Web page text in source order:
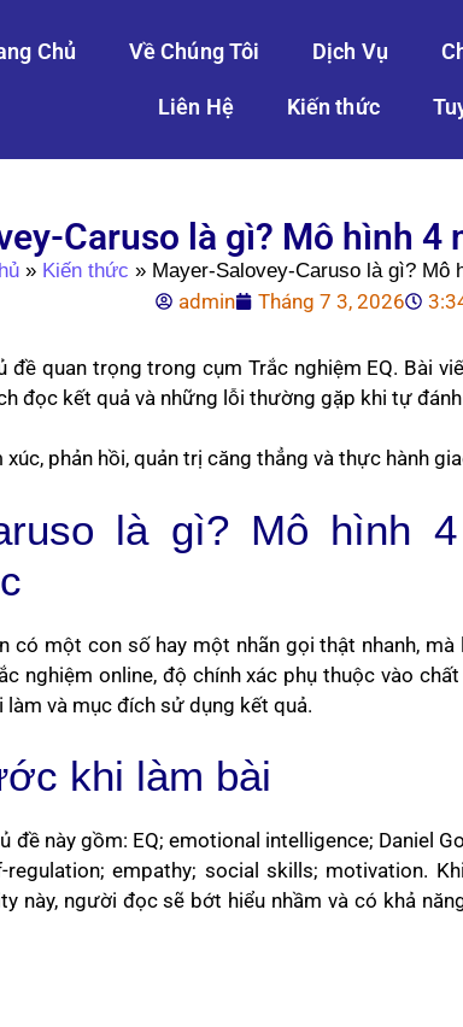
Chủ Về Chúng Tôi Dịch Vụ
Liên Hệ Kiến thức
Caruso là gì? Mô hình 4
» Kiến thức » Mayer-Salovey-Caruso là gì? Mô
admin Tháng 7 3, 2026
đề quan trọng trong cụm Trắc nghiệm EQ. Bài
đọc kết quả và những lỗi thường gặp khi tự
phản hồi, quản trị căng thẳng và thực hành
là gì? Mô hình
có một con số hay một nhãn gọi thật nhanh, mà
nghiệm online, độ chính xác phụ thuộc vào
và mục đích sử dụng kết quả.
khi làm bài
đề này gồm: EQ; emotional intelligence; Daniel
regulation; empathy; social skills; motivation.
này, người đọc sẽ bớt hiểu nhầm và có khả